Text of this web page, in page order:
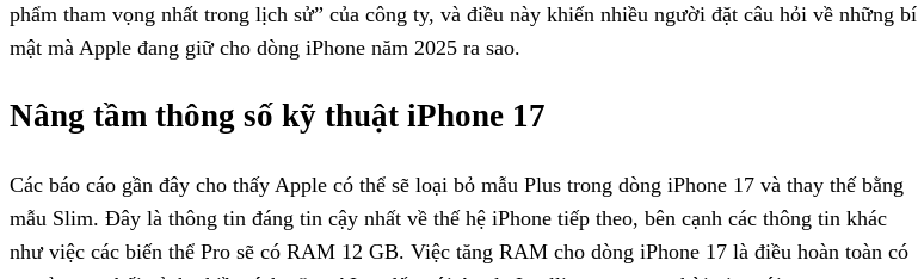
phẩm tham vọng nhất trong lịch sử” của công ty, và điều này khiến nhiều người đặt câu hỏi về những bí
mật mà Apple đang giữ cho dòng iPhone năm 2025 ra sao.
Nâng tầm thông số kỹ thuật iPhone 17
Các báo cáo gần đây cho thấy Apple có thể sẽ loại bỏ mẫu Plus trong dòng iPhone 17 và thay thế bằng
mẫu Slim. Đây là thông tin đáng tin cậy nhất về thế hệ iPhone tiếp theo, bên cạnh các thông tin khác
như việc các biến thể Pro sẽ có RAM 12 GB. Việc tăng RAM cho dòng iPhone 17 là điều hoàn toàn có